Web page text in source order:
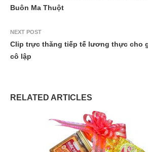
Buôn Ma Thuột
NEXT POST
Clip trực thăng tiếp tế lương thực cho
cô lập
RELATED ARTICLES